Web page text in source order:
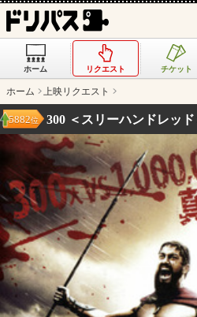
ホーム リクエスト チケット
ホーム 上映リクエスト
300 ＜スリーハンドレッド
5882位